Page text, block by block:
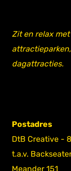
Zit en relax
dagattracties.
Postadres
DtB Creative -
t.a.v.
Meander 151